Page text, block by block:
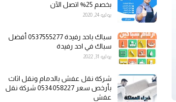
بخصم 25% اتصل الآن
يوليو 24, 2020
سباك باحد رفيدة 0537555277 أفضل
سباك في احد رفيدة
يوليو 31, 2022
شركة نقل عفش بالدمام ونقل اثاث
بأرخص سعر 0534058227 شركة نقل
عفش